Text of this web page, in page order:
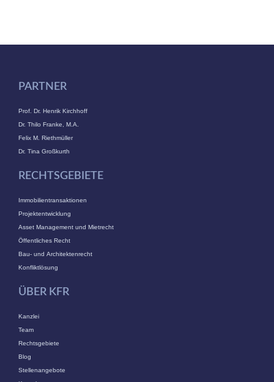
PARTNER
Prof. Dr. Henrik Kirchhoff
Dr. Thilo Franke, M.A.
Felix M. Riethmüller
Dr. Tina Großkurth
RECHTSGEBIETE
Immobilientransaktionen
Projektentwicklung
Asset Management und Mietrecht
Öffentliches Recht
Bau- und Architektenrecht
Konfliktlösung
ÜBER KFR
Kanzlei
Team
Rechtsgebiete
Blog
Stellenangebote